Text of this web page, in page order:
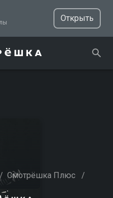
Открыть
/ Смотрёшка Плюс /